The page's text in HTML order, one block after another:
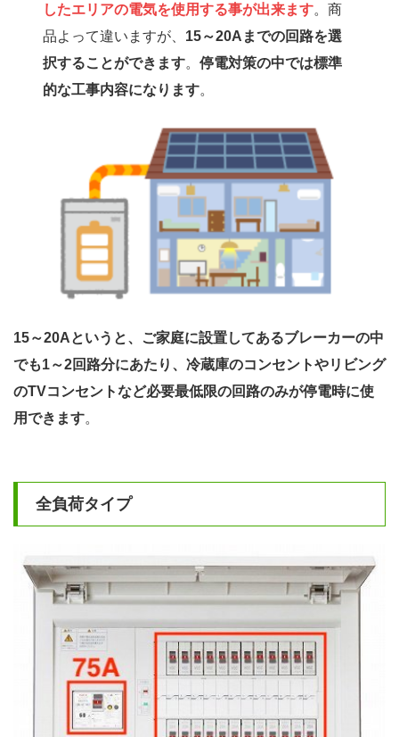
したエリアの電気を使用する事が出来ます。商
品よって違いますが、 15～20Aまでの回路を選
択することができます。停電対策の中では標準
的な工事内容になります。
15～20Aというと、ご家庭に設置してあるブレーカーの中
でも1～2回路分にあたり、冷蔵庫のコンセントやリビング
のTVコンセントなど必要最低限の回路のみが停電時に使
用できます。
全負荷タイプ